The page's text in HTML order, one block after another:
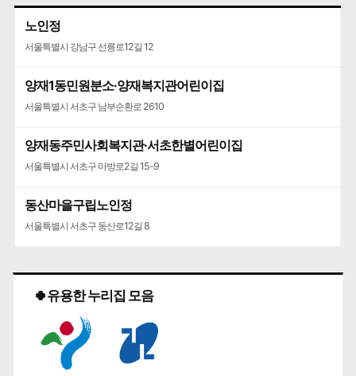
노인정
서울특별시 강남구 선릉로12길 12
양재1동민원분소·양재복지관어린이집
서울특별시 서초구 남부순환로 2610
양재동주민사회복지관·서초한별어린이집
서울특별시 서초구 마방로2길 15-9
동산마을구립노인정
서울특별시 서초구 동산로12길 8
🍀유용한 누리집 모음